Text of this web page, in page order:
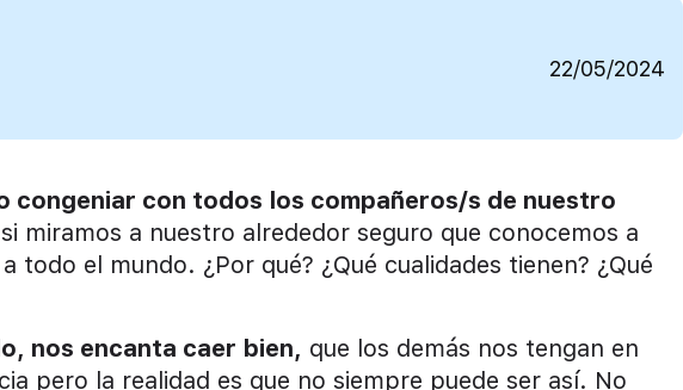
22/05/2024
congeniar con todos los compañeros/s de nuestro
miramos a nuestro alrededor seguro que conocemos a
todo el mundo. ¿Por qué? ¿Qué cualidades tienen? ¿Qué
nos encanta caer bien, que los demás nos tengan en
pero la realidad es que no siempre puede ser así. No